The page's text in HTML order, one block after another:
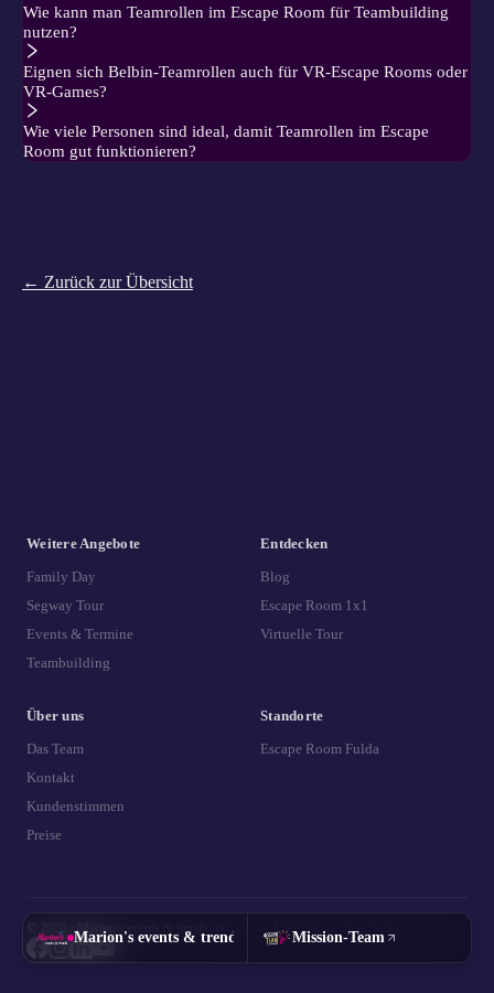
Wie kann man Teamrollen im Escape Room für Teambuilding
nutzen?
Eignen sich Belbin-Teamrollen auch für VR-Escape Rooms oder
VR-Games?
Wie viele Personen sind ideal, damit Teamrollen im Escape
Room gut funktionieren?
← Zurück zur Übersicht
Weitere Angebote
Family Day
Segway Tour
Events & Termine
Teambuilding
Entdecken
Blog
Escape Room 1x1
Virtuelle Tour
Über uns
Das Team
Kontakt
Kundenstimmen
Preise
Standorte
Escape Room Fulda
© 2026 - Marion's events & trends Impressum AGB Datenschutz
Marion's events & trends Mission-Team